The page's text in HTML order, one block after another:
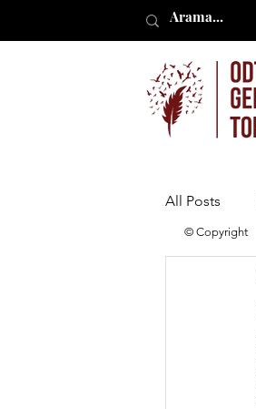
All Posts
© Copyright